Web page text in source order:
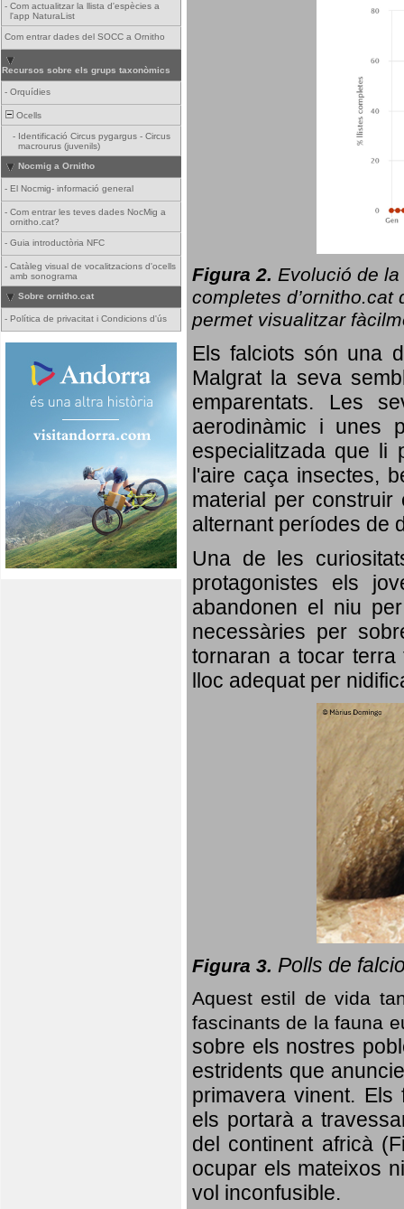
- Com actualitzar la llista d'espècies a
l'app NaturaList
Com entrar dades del SOCC a Ornitho
Recursos sobre els grups taxonòmics
- Orquídies
Ocells
- Identificació Circus pygargus - Circus
macrourus (juvenils)
Nocmig a Ornitho
- El Nocmig- informació general
- Com entrar les teves dades NocMig a
ornitho.cat?
- Guia introductòria NFC
- Catàleg visual de vocalitzacions d'ocells
amb sonograma
Sobre ornitho.cat
- Política de privacitat i Condicions d'ús
Figura 2. Evolució de la
completes d’ornitho.cat
permet visualitzar
Els falciots són una
Malgrat la seva
emparentats. Les
aerodinàmic i unes
especialitzada que li
l'aire caça insectes,
material per
alternant períodes de
Una de les
protagonistes els
abandonen el niu
necessàries per
tornaran a tocar
lloc adequat per
Figura 3. Polls de
Aquest estil de vida
fascinants de la fauna
sobre els nostres
estridents que
primavera vinent. Els
els portarà a
del continent africà
ocupar els mateixos
vol inconfusible.